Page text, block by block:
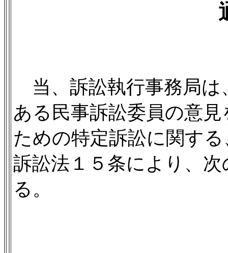
当、訴訟執行事務局は
ある民事訴訟委員の意
ための特定訴訟に関す
訴訟法１５条により、
る。